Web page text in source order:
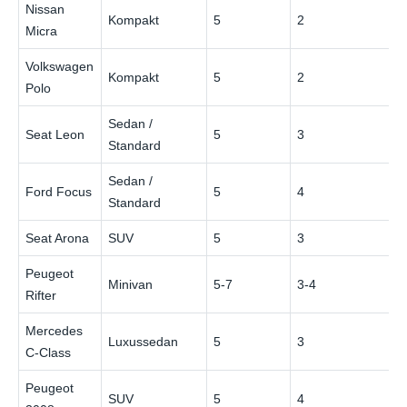
Nissan
Micra
Kompakt 5 2
Volkswagen
Polo
Kompakt 5 2
Seat Leon
Sedan /
Standard
5 3
Ford Focus
Sedan /
Standard
5 4
Seat Arona SUV 5 3
Peugeot
Rifter
Minivan 5-7 3-4
Mercedes
C‑Class
Luxussedan 5 3
Peugeot
SUV 5 4